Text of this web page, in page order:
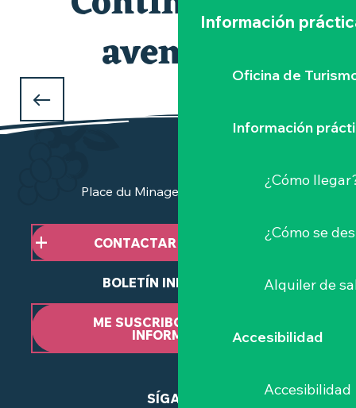
Información
Oficina de
Información
¿Cómo
¿Cómo se
Alquiler de
Accesibilidad
Accesibilidad
aventura
MIRADOR "LE PORTE-VUE
Place du Minage - 44190 Clisson
CONTACTAR CON NOSOTROS
BOLETÍN INFORMATIVO
ME SUSCRIBO AL BOLETÍN
INFORMATIVO
SÍGANOS